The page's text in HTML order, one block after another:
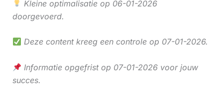
Kleine optimalisatie op 06-01-2026
doorgevoerd.
Deze content kreeg een controle op 07-01-2026.
Informatie opgefrist op 07-01-2026 voor jouw
succes.